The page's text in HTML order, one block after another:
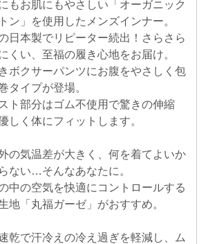
もお肌にもやさしい「オーガニック
ン」を使用したメンズインナー。
日本製でリピーター続出！さらさら
くい、至福の履き心地をお届け。
ボクサーパンツにお腹をやさしく包
タイプが登場。
ト部分はゴム不使用で驚きの伸縮
しく体にフィットします。
の気温差が大きく、何を着てよいか
ない…そんなあなたに。
中の空気を快適にコントロールする
地「丸福ガーゼ」がおすすめ。
乾で汗冷えの冷え過ぎを軽減し、ム